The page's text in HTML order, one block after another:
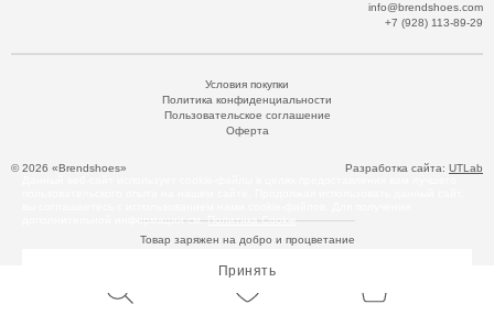
info@brendshoes.com
+7 (928) 113-89-29
© 2026 «Brendshoes»
Условия покупки
Политика конфиденциальности
Пользовательское соглашение
Оферта
Разработка сайта: UTLab
Товар заряжен на добро и процветание
дополнительной информации см.Политика Cookie .
Принять